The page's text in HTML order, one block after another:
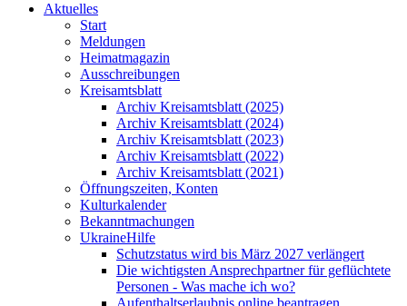
Aktuelles
Start
Meldungen
Heimatmagazin
Ausschreibungen
Kreisamtsblatt
Archiv Kreisamtsblatt (2025)
Archiv Kreisamtsblatt (2024)
Archiv Kreisamtsblatt (2023)
Archiv Kreisamtsblatt (2022)
Archiv Kreisamtsblatt (2021)
Öffnungszeiten, Konten
Kulturkalender
Bekanntmachungen
UkraineHilfe
Schutzstatus wird bis März 2027 verlängert
Die wichtigsten Ansprechpartner für geflüchtete
Personen - Was mache ich wo?
Aufenthaltserlaubnis online beantragen